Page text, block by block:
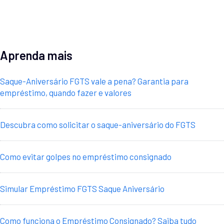
Aprenda mais
Saque-Aniversário FGTS vale a pena? Garantia para
empréstimo, quando fazer e valores
Descubra como solicitar o saque-aniversário do FGTS
Como evitar golpes no empréstimo consignado
Simular Empréstimo FGTS Saque Aniversário
Como funciona o Empréstimo Consignado? Saiba tudo